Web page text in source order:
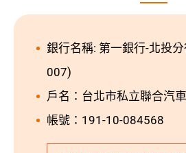
銀行名稱: 第一銀行-北投
007)
戶名：台北市私立聯合汽
帳號：191-10-084568